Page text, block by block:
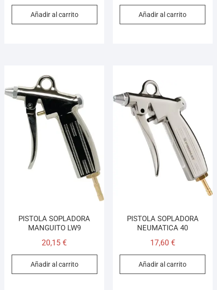
Añadir al carrito Añadir al carrito
PISTOLA SOPLADORA
MANGUITO LW9
20,15€
Añadir al carrito
PISTOLA SOPLADORA
NEUMATICA 40
17,60 €
Añadir al carrito